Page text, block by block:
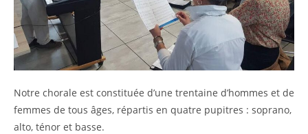
Notre chorale est constituée d’une trentaine d’hommes et de
femmes de tous âges, répartis en quatre pupitres : soprano,
alto, ténor et basse.